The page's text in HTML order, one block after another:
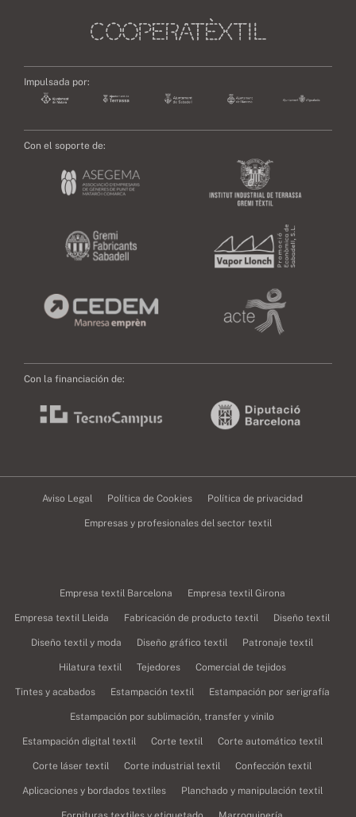
Impulsada por:
Con el soporte de:
Con la financiación de:
Aviso Legal Política de Cookies Política de privacidad
Empresas y profesionales del sector textil
Empresa textil Barcelona Empresa textil Girona
Empresa textil Lleida Fabricación de producto textil Diseño textil
Diseño textil y moda Diseño gráfico textil Patronaje textil
Hilatura textil Tejedores Comercial de tejidos
Tintes y acabados Estampación textil Estampación por serigrafía
Estampación por sublimación, transfer y vinilo
Estampación digital textil Corte textil Corte automático textil
Corte láser textil Corte industrial textil Confección textil
Aplicaciones y bordados textiles Planchado y manipulación textil